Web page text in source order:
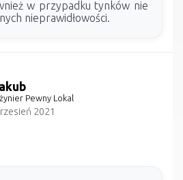
w przypadku tynków nie
nieprawidłowości.
Pewny Lokal
2021